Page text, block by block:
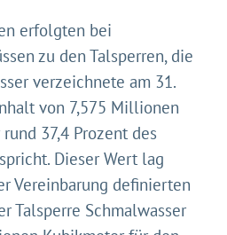
erfolgten bei
zu den Talsperren, die
verzeichnete am 31.
von 7,575 Millionen
37,4 Prozent des
Dieser Wert lag
Vereinbarung definierten
Talsperre Schmalwasser